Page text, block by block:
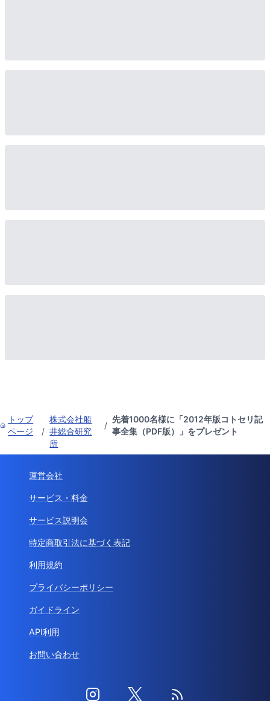
トップ
ページ
/
株式会社船
井総合研究
所
/
先着1000名様に「2012年版コトセリ記
事全集（PDF版）」をプレゼント
運営会社
サービス・料金
サービス説明会
特定商取引法に基づく表記
利用規約
プライバシーポリシー
ガイドライン
API利用
お問い合わせ